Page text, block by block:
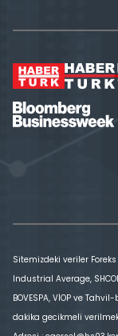
Sitemizdeki veriler
Industrial Average,
BOVESPA, VİOP ve
dakika gecikmeli